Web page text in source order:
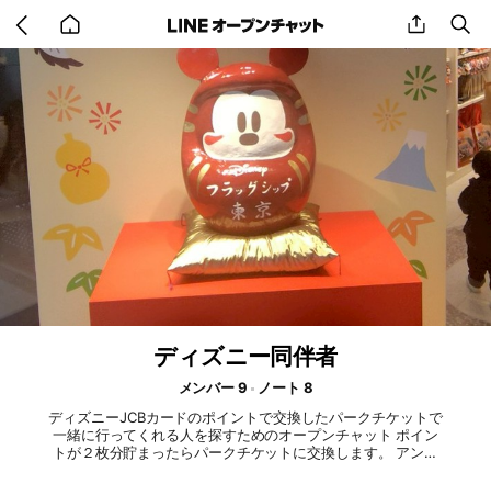
back
to
home
share
ディズニー同伴者
メンバー 9
ノート 8
ディズニーJCBカードのポイントで交換したパークチケットで
一緒に行ってくれる人を探すためのオープンチャット ポイン
トが２枚分貯まったらパークチケットに交換します。 アンケ